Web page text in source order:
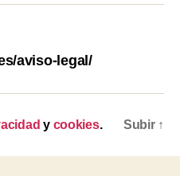
aviso-legal/
y cookies. Subir ↑